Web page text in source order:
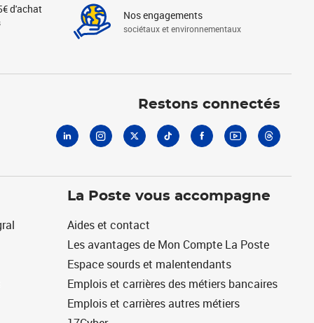
d'achat Nos engagements
sociétaux et environnementaux
Restons connectés
La Poste vous accompagne
Aides et contact
Les avantages de Mon Compte La Poste
Espace sourds et malentendants
Emplois et carrières des métiers bancaires
Emplois et carrières autres métiers